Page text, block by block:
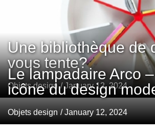
Une bibliothèque de
vous tente?
Objets design / January 12, 2024
Le lampadaire Arco
icône du design
Objets design / January 12, 2024